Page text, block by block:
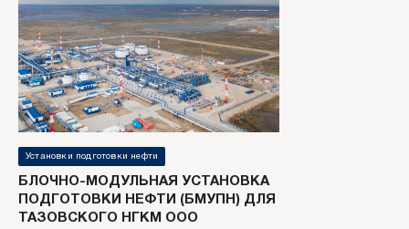
Установки подготовки нефти
БЛОЧНО-МОДУЛЬНАЯ УСТАНОВКА
ПОДГОТОВКИ НЕФТИ (БМУПН) ДЛЯ
ТАЗОВСКОГО НГКМ ООО